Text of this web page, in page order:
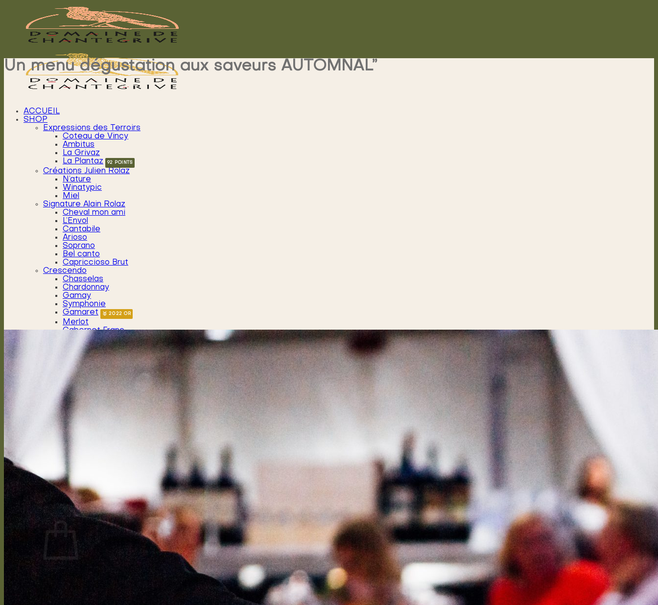
contenu
ACCUEIL
SHOP
Expressions des Terroirs
Coteau de Vincy
Ambitus
La Grivaz
La Plantaz
Créations Julien Rolaz
N’ature
Winatypic
Miel
Signature Alain Rolaz
Cheval mon ami
L’Envol
Cantabile
Arioso
Soprano
Bel canto
Capriccioso Brut
Crescendo
Chasselas
Chardonnay
Gamay
Symphonie
Gamaret
Merlot
Cabernet Franc
Merlot Cabernet Franc
CHASSELAS D’EXCEPTION
CHANTEGRIVE 1806
Héritage 1806
Chasselas héritage
Symphonie héritage
Authentique
Assemblage tradition – Suisse
Chasselas tradition – Suisse
DOMAINE
Historique
Cépages
Travaux de la vigne
Vinification
Bouteille personnalisée
Presse
CONTACT
Se connecter / S’inscrire
CHF
0.00 0
Votre panier est vide.
Retour à la boutique
Un menu dégustation aux saveurs AUTOMNAL”